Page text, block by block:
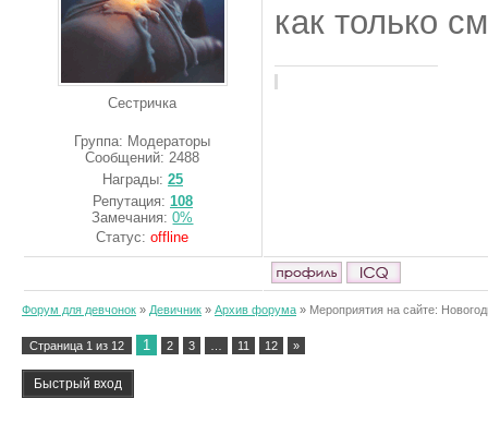
Сестричка
Группа: Модераторы
Сообщений:2488
Награды: 25
Репутация: 108
Замечания:0%
Статус:offline
как только
Форум для девчонок » Девичник » Архив форума » Мероприятия на сайте:
Страница 1 из 12 1 2 3 11 12 »